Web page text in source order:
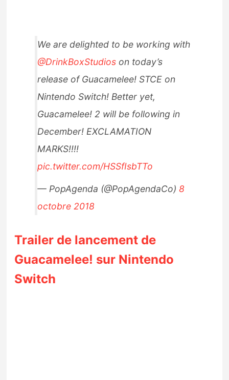
We are delighted to be working with
@DrinkBoxStudios on today’s
release of Guacamelee! STCE on
Nintendo Switch! Better yet,
Guacamelee! 2 will be following in
December! EXCLAMATION
MARKS!!!!
pic.twitter.com/HSSfIsbTTo
— PopAgenda (@PopAgendaCo) 8
octobre 2018
Trailer de lancement de
Guacamelee! sur Nintendo
Switch